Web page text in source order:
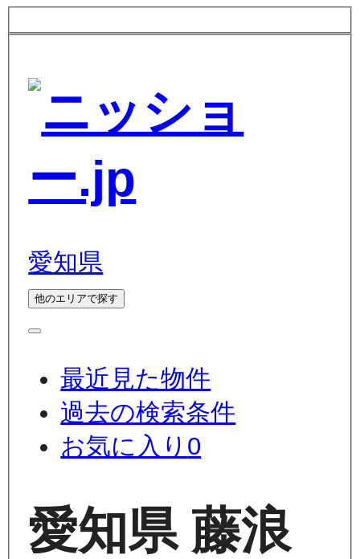
愛知県
他のエリアで探す
最近見た物件
過去の検索条件
お気に入り 0
愛知県 藤浪